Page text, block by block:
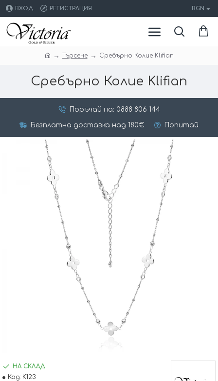
ВХОД РЕГИСТРАЦИЯ BGN
Търсене Сребърно Колие Klifian
Сребърно Колие Klifian
Поръчай на: 0888 806 144
Безплатна доставка над 180€ Попитай
НА СКЛАД
Код: K123